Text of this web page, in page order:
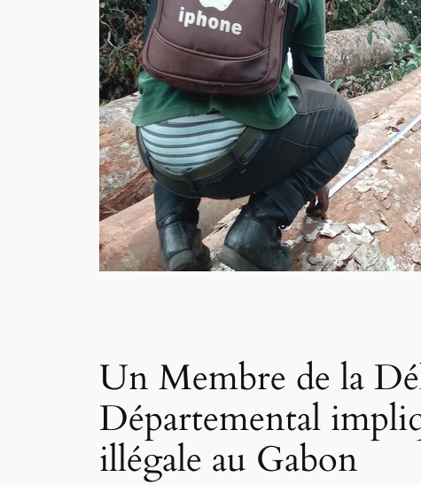
Un Membre de la
Départemental
illégale au Gabon